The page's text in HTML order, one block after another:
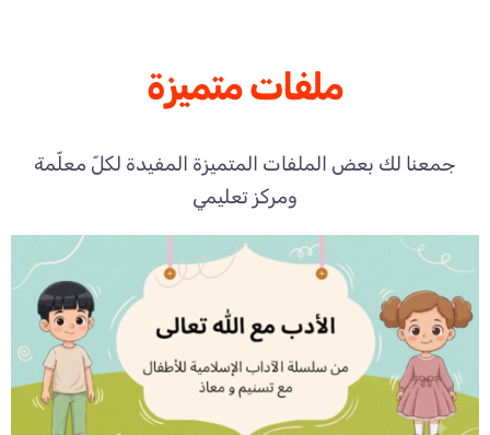
ملفات متميزة
جمعنا لك بعض الملفات المتميزة المفيدة لكلّ معلّمة
ومركز تعليمي